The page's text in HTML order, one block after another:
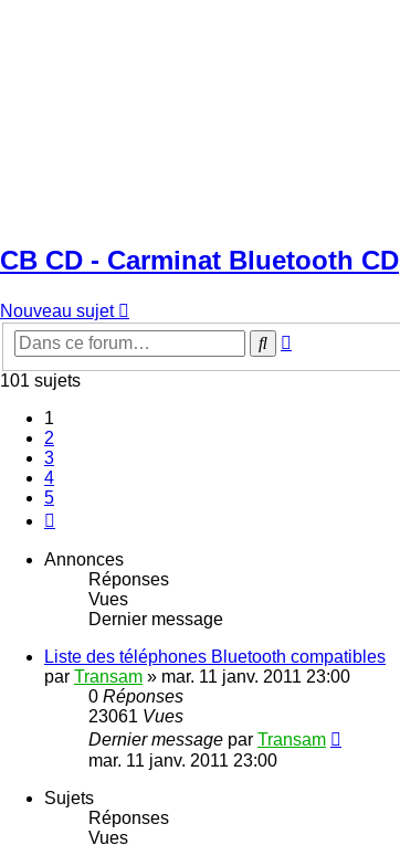
CB CD - Carminat Bluetooth CD
Nouveau sujet
Rechercher
101 sujets
1
2
3
4
5
Annonces
Réponses
Vues
Dernier message
Liste des téléphones Bluetooth compatibles
par Transam » mar. 11 janv. 2011 23:00
0 Réponses
23061 Vues
Dernier message par Transam
mar. 11 janv. 2011 23:00
Sujets
Réponses
Vues